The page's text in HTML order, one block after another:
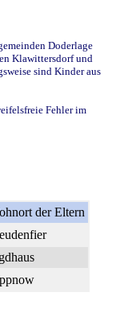
Doderlage
Klawittersdorf und
sind Kinder aus
Fehler im
der Eltern